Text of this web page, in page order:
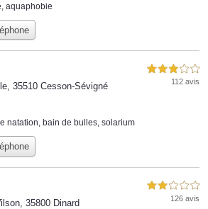
aquaphobie
35510 Cesson-Sévigné
3,0 étoiles sur 5
112 avis
natation, bain de bulles, solarium
35800 Dinard
2,0 étoiles sur 5
126 avis